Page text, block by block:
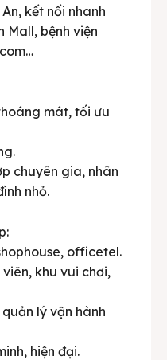
kết nối nhanh
Mall, bệnh viện
mát, tối ưu
chuyên gia, nhân
nhỏ.
officetel.
khu vui chơi,
lý vận hành
hiện đại.